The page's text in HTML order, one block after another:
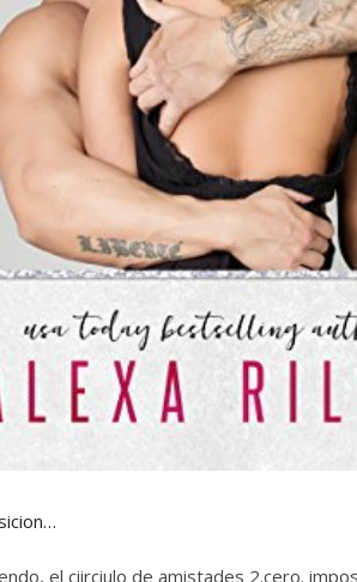
el ciirciulo de amistades 2.cero.